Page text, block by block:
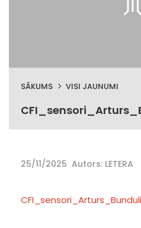
SĀKUMS VISI JAUNUMI
25/11/2025 Autors: LETERA